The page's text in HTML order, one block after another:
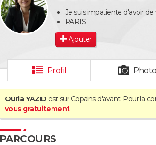
Je suis impatiente d'avoir de
PARIS
Ajouter
Profil
Ouria YAZID est sur Copains d'avant. Pour la
vous gratuitement.
PARCOURS